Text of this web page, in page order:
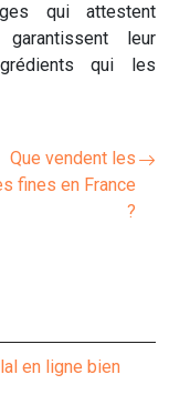
qui attestent
leur
qui les
Que vendent les
fines en France
?
en ligne bien